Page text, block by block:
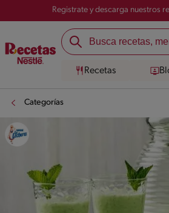
Registrate y descarga nuestros
Recetas
Categorías